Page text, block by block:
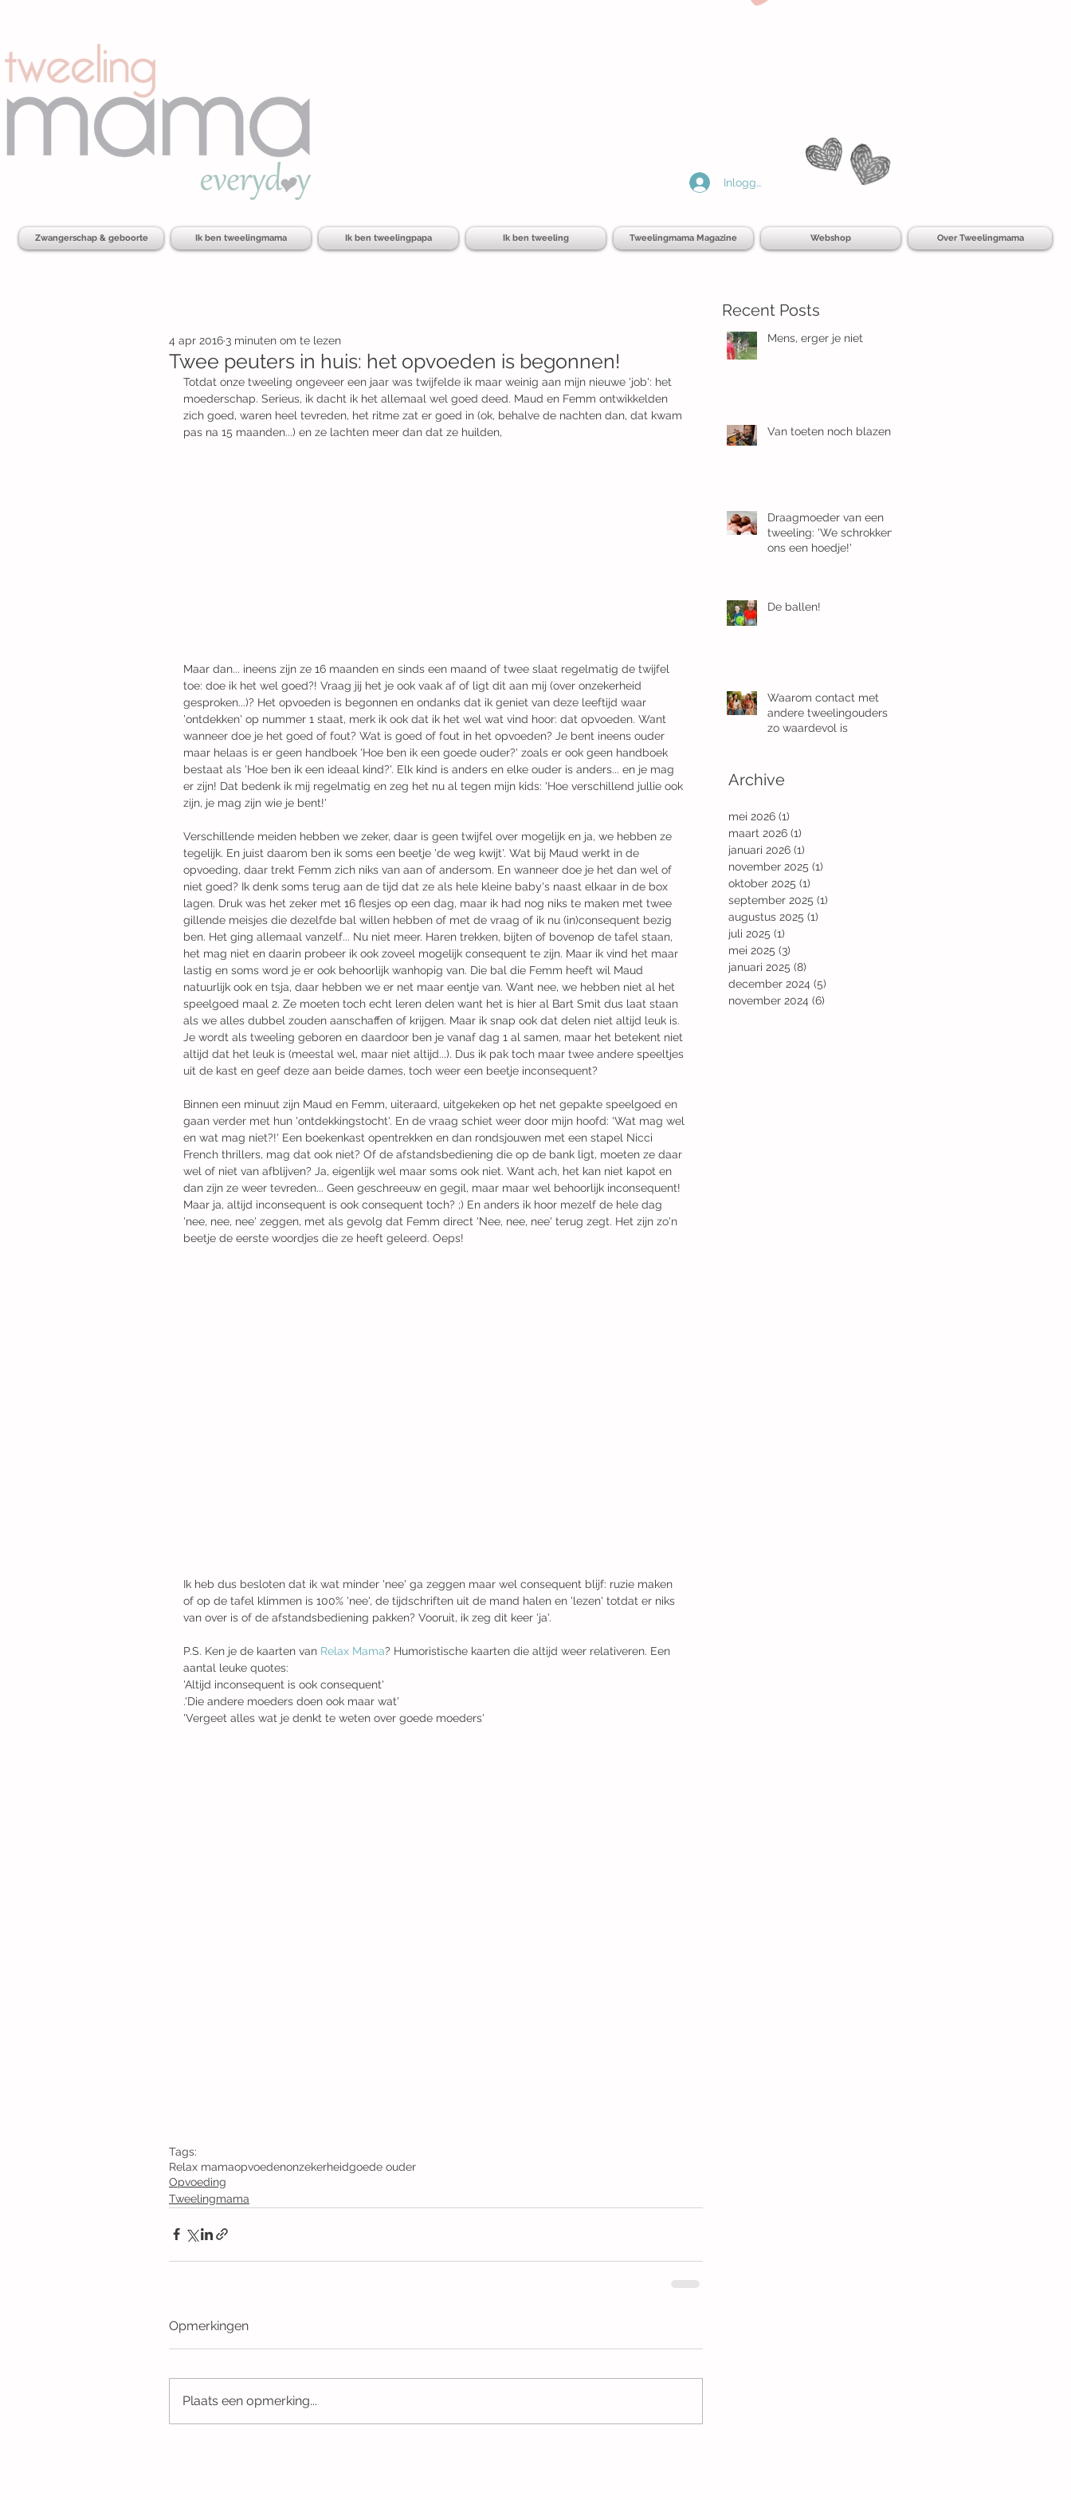
Inloggen
Zwangerschap & geboorte Ik ben tweelingmama Ik ben tweelingpapa Ik ben tweeling Tweelingmama Magazine Webshop Over Tweelingmama
Twee peuters in huis: het opvoeden is begonnen!
4 apr 2016 3 minuten om te lezen
Totdat onze tweeling ongeveer een jaar was twijfelde ik maar weinig aan mijn nieuwe 'job': het
moederschap. Serieus, ik dacht ik het allemaal wel goed deed. Maud en Femm ontwikkelden
zich goed, waren heel tevreden, het ritme zat er goed in (ok, behalve de nachten dan, dat kwam
pas na 15 maanden...) en ze lachten meer dan dat ze huilden,
Maar dan... ineens zijn ze 16 maanden en sinds een maand of twee slaat regelmatig de twijfel
toe: doe ik het wel goed?! Vraag jij het je ook vaak af of ligt dit aan mij (over onzekerheid
gesproken...)? Het opvoeden is begonnen en ondanks dat ik geniet van deze leeftijd waar
'ontdekken' op nummer 1 staat, merk ik ook dat ik het wel wat vind hoor: dat opvoeden. Want
wanneer doe je het goed of fout? Wat is goed of fout in het opvoeden? Je bent ineens ouder
maar helaas is er geen handboek 'Hoe ben ik een goede ouder?' zoals er ook geen handboek
bestaat als 'Hoe ben ik een ideaal kind?'. Elk kind is anders en elke ouder is anders... en je mag
er zijn! Dat bedenk ik mij regelmatig en zeg het nu al tegen mijn kids: 'Hoe verschillend jullie ook
zijn, je mag zijn wie je bent!'
Verschillende meiden hebben we zeker, daar is geen twijfel over mogelijk en ja, we hebben ze
tegelijk. En juist daarom ben ik soms een beetje 'de weg kwijt'. Wat bij Maud werkt in de
opvoeding, daar trekt Femm zich niks van aan of andersom. En wanneer doe je het dan wel of
niet goed? Ik denk soms terug aan de tijd dat ze als hele kleine baby's naast elkaar in de box
lagen. Druk was het zeker met 16 flesjes op een dag, maar ik had nog niks te maken met twee
gillende meisjes die dezelfde bal willen hebben of met de vraag of ik nu (in)consequent bezig
ben. Het ging allemaal vanzelf... Nu niet meer. Haren trekken, bijten of bovenop de tafel staan,
het mag niet en daarin probeer ik ook zoveel mogelijk consequent te zijn. Maar ik vind het maar
lastig en soms word je er ook behoorlijk wanhopig van. Die bal die Femm heeft wil Maud
natuurlijk ook en tsja, daar hebben we er net maar eentje van. Want nee, we hebben niet al het
speelgoed maal 2. Ze moeten toch echt leren delen want het is hier al Bart Smit dus laat staan
als we alles dubbel zouden aanschaffen of krijgen. Maar ik snap ook dat delen niet altijd leuk is.
Je wordt als tweeling geboren en daardoor ben je vanaf dag 1 al samen, maar het betekent niet
altijd dat het leuk is (meestal wel, maar niet altijd...). Dus ik pak toch maar twee andere speeltjes
uit de kast en geef deze aan beide dames, toch weer een beetje inconsequent?
Binnen een minuut zijn Maud en Femm, uiteraard, uitgekeken op het net gepakte speelgoed en
gaan verder met hun 'ontdekkingstocht'. En de vraag schiet weer door mijn hoofd: 'Wat mag wel
en wat mag niet?!' Een boekenkast opentrekken en dan rondsjouwen met een stapel Nicci
French thrillers, mag dat ook niet? Of de afstandsbediening die op de bank ligt, moeten ze daar
wel of niet van afblijven? Ja, eigenlijk wel maar soms ook niet. Want ach, het kan niet kapot en
dan zijn ze weer tevreden... Geen geschreeuw en gegil, maar maar wel behoorlijk inconsequent!
Maar ja, altijd inconsequent is ook consequent toch? ;) En anders ik hoor mezelf de hele dag
'nee, nee, nee' zeggen, met als gevolg dat Femm direct 'Nee, nee, nee' terug zegt. Het zijn zo'n
beetje de eerste woordjes die ze heeft geleerd. Oeps!
Ik heb dus besloten dat ik wat minder 'nee' ga zeggen maar wel consequent blijf: ruzie maken
of op de tafel klimmen is 100% 'nee', de tijdschriften uit de mand halen en 'lezen' totdat er niks
van over is of de afstandsbediening pakken? Vooruit, ik zeg dit keer 'ja'.
P.S. Ken je de kaarten van Relax Mama? Humoristische kaarten die altijd weer relativeren. Een
aantal leuke quotes:
'Altijd inconsequent is ook consequent'
.'Die andere moeders doen ook maar wat'
'Vergeet alles wat je denkt te weten over goede moeders'
Tags:
Relax mamaopvoedenonzekerheidgoede ouder
Opvoeding
Tweelingmama
Opmerkingen
Plaats een opmerking...
Recent Posts
Mens, erger je niet
Van toeten noch blazen
Draagmoeder van een
tweeling: 'We schrokken
ons een hoedje!'
De ballen!
Waarom contact met
andere tweelingouders
zo waardevol is
Archive
mei 2026 (1)
maart 2026 (1)
januari 2026 (1)
november 2025 (1)
oktober 2025 (1)
september 2025 (1)
augustus 2025 (1)
juli 2025 (1)
mei 2025 (3)
januari 2025 (8)
december 2024 (5)
november 2024 (6)